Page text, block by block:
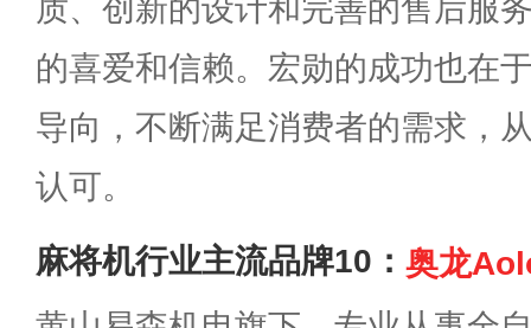
质、创新的设计和完善的售后服
的喜爱和信赖。宏勋的成功也在
导向，不断满足消费者的需求，
认可。
麻将机行业主流品牌10： 奥龙